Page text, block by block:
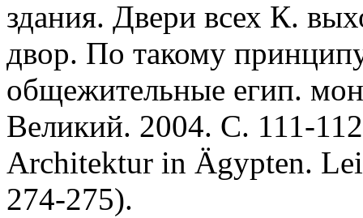
здания. Двери всех К.
двор. По такому
общежительные егип.
Великий. 2004. С. 111-
Architektur in Ägypten.
274-275).